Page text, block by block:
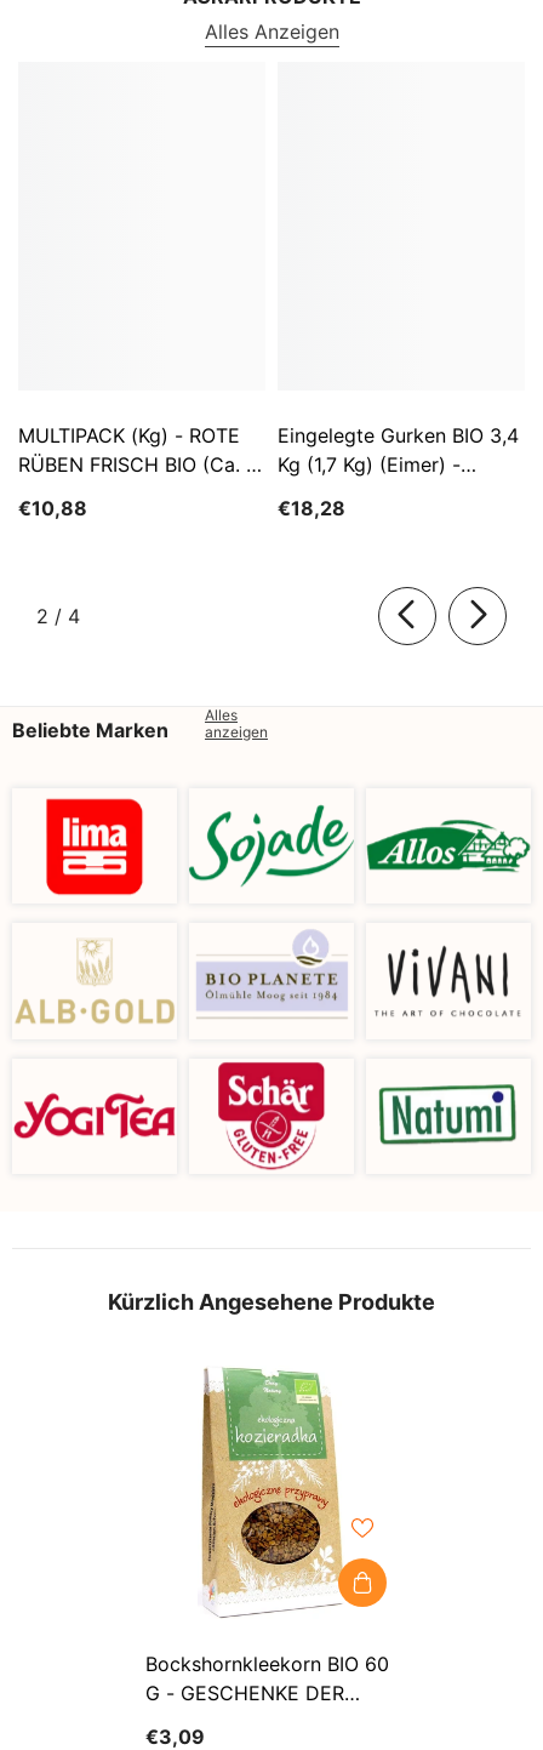
Alles Anzeigen
MULTIPACK (kg) - ROTE
RÜBEN FRISCH BIO (ca. 5
€10,88
Eingelegte Gurken BIO 3,4
Kg (1,7 Kg) (Eimer) -
€18,28
2 / von
4
Beliebte Marken
Alles
anzeigen
Kürzlich Angesehene Produkte
Bockshornkleekorn BIO 60
G - GESCHENKE DER
€3,09